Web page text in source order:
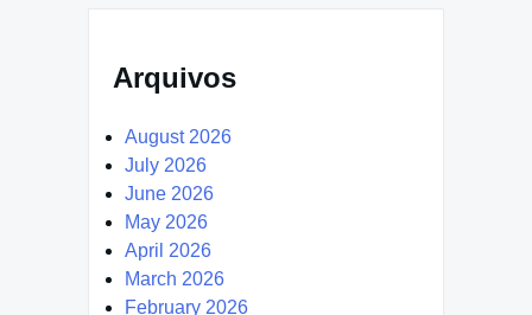
Arquivos
August 2026
July 2026
June 2026
May 2026
April 2026
March 2026
February 2026